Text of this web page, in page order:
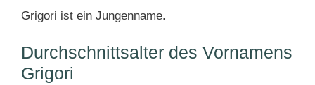
Grigori ist ein Jungenname.
Durchschnittsalter des Vornamens
Grigori